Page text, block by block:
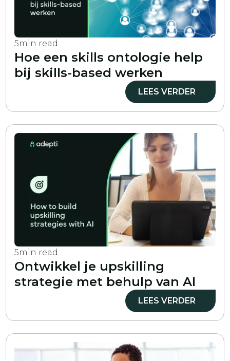
5min read
Hoe een skills ontologie help
bij skills-based werken
LEES VERDER
5min read
Ontwikkel je upskilling
strategie met behulp van AI
LEES VERDER